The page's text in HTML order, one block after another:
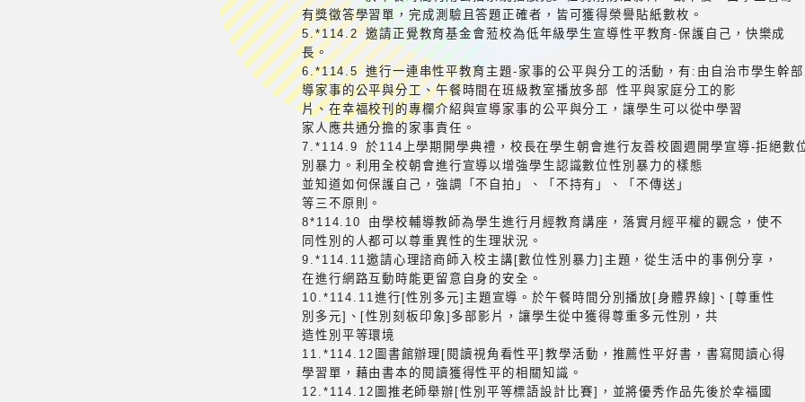
有獎徵答學習單，完成測驗且答題正確者，皆可獲得榮譽貼紙數枚。
5.*114.2 邀請正覺教育基金會蒞校為低年級學生宣導性平教育-保護自己，快樂成
長。
6.*114.5 進行一連串性平教育主題-家事的公平與分工的活動，有:由自治市學生幹部
導家事的公平與分工、午餐時間在班級教室播放多部 性平與家庭分工的影
片、在幸福校刊的專欄介紹與宣導家事的公平與分工，讓學生可以從中學習
家人應共通分擔的家事責任。
7.*114.9 於114上學期開學典禮，校長在學生朝會進行友善校園週開學宣導-拒絕數
別暴力。利用全校朝會進行宣導以增強學生認識數位性別暴力的樣態
並知道如何保護自己，強調「不自拍」、「不持有」、「不傳送」
等三不原則。
8*114.10 由學校輔導教師為學生進行月經教育講座，落實月經平權的觀念，使不
同性別的人都可以尊重異性的生理狀況。
9.*114.11邀請心理諮商師入校主講[數位性別暴力]主題，從生活中的事例分享，
在進行網路互動時能更留意自身的安全。
10.*114.11進行[性別多元]主題宣導。於午餐時間分別播放[身體界線]、[尊重性
別多元]、[性別刻板印象]多部影片，讓學生從中獲得尊重多元性別，共
造性別平等環境
11.*114.12圖書館辦理[閱讀視角看性平]教學活動，推薦性平好書，書寫閱讀心得
學習單，藉由書本的閱讀獲得性平的相關知識。
12.*114.12圖推老師舉辦[性別平等標語設計比賽]，並將優秀作品先後於幸福國